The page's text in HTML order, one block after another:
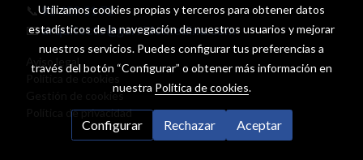
📞91 429 31 72
📧arquitecto@garridomedina.com
Aviso legal
Gestión de cookies
Política de privacidad
Utilizamos cookies propias y terceros para obtener datos
estadísticos de la navegación de nuestros usuarios y mejorar
nuestros servicios. Puedes configurar tus preferencias a
través del botón “Configurar” o obtener más información en
nuestra Política de cookies.
Configurar Rechazar Aceptar